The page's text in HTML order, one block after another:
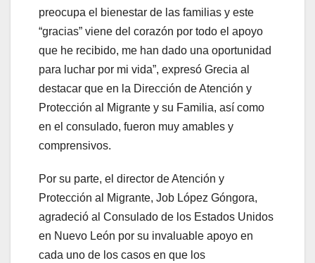
preocupa el bienestar de las familias y este
“gracias” viene del corazón por todo el apoyo
que he recibido, me han dado una oportunidad
para luchar por mi vida”, expresó Grecia al
destacar que en la Dirección de Atención y
Protección al Migrante y su Familia, así como
en el consulado, fueron muy amables y
comprensivos.
Por su parte, el director de Atención y
Protección al Migrante, Job López Góngora,
agradeció al Consulado de los Estados Unidos
en Nuevo León por su invaluable apoyo en
cada uno de los casos en que los